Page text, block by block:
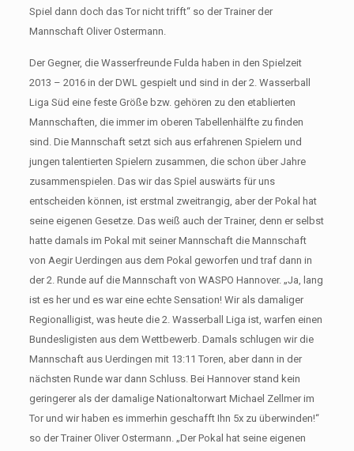
Spiel dann doch das Tor nicht trifft“ so der Trainer der
Mannschaft Oliver Ostermann.
Der Gegner, die Wasserfreunde Fulda haben in den Spielzeit
2013 – 2016 in der DWL gespielt und sind in der 2. Wasserball
Liga Süd eine feste Größe bzw. gehören zu den etablierten
Mannschaften, die immer im oberen Tabellenhälfte zu finden
sind. Die Mannschaft setzt sich aus erfahrenen Spielern und
jungen talentierten Spielern zusammen, die schon über Jahre
zusammenspielen. Das wir das Spiel auswärts für uns
entscheiden können, ist erstmal zweitrangig, aber der Pokal hat
seine eigenen Gesetze. Das weiß auch der Trainer, denn er selbst
hatte damals im Pokal mit seiner Mannschaft die Mannschaft
von Aegir Uerdingen aus dem Pokal geworfen und traf dann in
der 2. Runde auf die Mannschaft von WASPO Hannover. „Ja, lang
ist es her und es war eine echte Sensation! Wir als damaliger
Regionalligist, was heute die 2. Wasserball Liga ist, warfen einen
Bundesligisten aus dem Wettbewerb. Damals schlugen wir die
Mannschaft aus Uerdingen mit 13:11 Toren, aber dann in der
nächsten Runde war dann Schluss. Bei Hannover stand kein
geringerer als der damalige Nationaltorwart Michael Zellmer im
Tor und wir haben es immerhin geschafft Ihn 5x zu überwinden!“
so der Trainer Oliver Ostermann. „Der Pokal hat seine eigenen